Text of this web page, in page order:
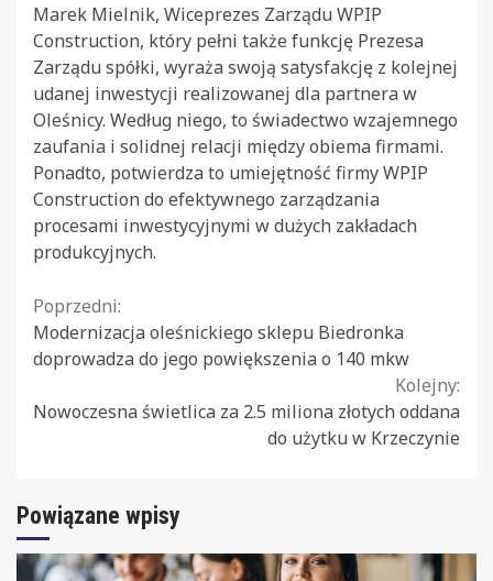
Marek Mielnik, Wiceprezes Zarządu WPIP
Construction, który pełni także funkcję Prezesa
Zarządu spółki, wyraża swoją satysfakcję z kolejnej
udanej inwestycji realizowanej dla partnera w
Oleśnicy. Według niego, to świadectwo wzajemnego
zaufania i solidnej relacji między obiema firmami.
Ponadto, potwierdza to umiejętność firmy WPIP
Construction do efektywnego zarządzania
procesami inwestycyjnymi w dużych zakładach
produkcyjnych.
Continue
Reading
Poprzedni:
Modernizacja oleśnickiego sklepu Biedronka
doprowadza do jego powiększenia o 140 mkw
Kolejny:
Nowoczesna świetlica za 2.5 miliona złotych oddana
do użytku w Krzeczynie
Powiązane wpisy